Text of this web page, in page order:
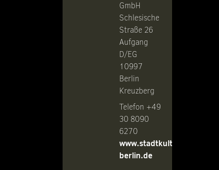
GmbH
Schlesische
Straße 26
Aufgang
D/EG
10997
Berlin
Kreuzberg
Telefon +49
30 8090
6270
www.stadtkultur-
berlin.de